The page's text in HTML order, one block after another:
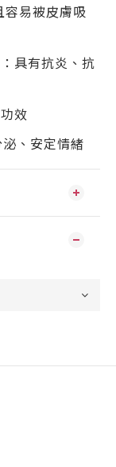
容易被皮膚吸
具有抗炎、抗
效
、安定情緒